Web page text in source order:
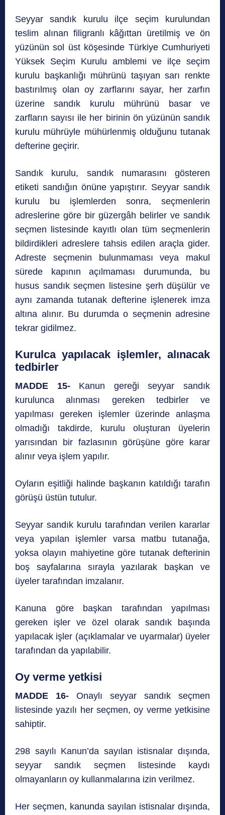
Seyyar sandık kurulu ilçe seçim kurulundan
teslim alınan filigranlı kâğıttan üretilmiş ve ön
yüzünün sol üst köşesinde Türkiye Cumhuriyeti
Yüksek Seçim Kurulu amblemi ve ilçe seçim
kurulu başkanlığı mührünü taşıyan sarı renkte
bastırılmış olan oy zarflarını sayar, her zarfın
üzerine sandık kurulu mührünü basar ve
zarfların sayısı ile her birinin ön yüzünün sandık
kurulu mührüyle mühürlenmiş olduğunu tutanak
defterine geçirir.
Sandık kurulu, sandık numarasını gösteren
etiketi sandığın önüne yapıştırır. Seyyar sandık
kurulu bu işlemlerden sonra, seçmenlerin
adreslerine göre bir güzergâh belirler ve sandık
seçmen listesinde kayıtlı olan tüm seçmenlerin
bildirdikleri adreslere tahsis edilen araçla gider.
Adreste seçmenin bulunmaması veya makul
sürede kapının açılmaması durumunda, bu
husus sandık seçmen listesine şerh düşülür ve
aynı zamanda tutanak defterine işlenerek imza
altına alınır. Bu durumda o seçmenin adresine
tekrar gidilmez.
Kurulca yapılacak işlemler, alınacak
tedbirler
MADDE 15-Kanun gereği seyyar sandık
kurulunca alınması gereken tedbirler ve
yapılması gereken işlemler üzerinde anlaşma
olmadığı takdirde, kurulu oluşturan üyelerin
yarısından bir fazlasının görüşüne göre karar
alınır veya işlem yapılır.
Oyların eşitliği halinde başkanın katıldığı tarafın
görüşü üstün tutulur.
Seyyar sandık kurulu tarafından verilen kararlar
veya yapılan işlemler varsa matbu tutanağa,
yoksa olayın mahiyetine göre tutanak defterinin
boş sayfalarına sırayla yazılarak başkan ve
üyeler tarafından imzalanır.
Kanuna göre başkan tarafından yapılması
gereken işler ve özel olarak sandık başında
yapılacak işler (açıklamalar ve uyarmalar) üyeler
tarafından da yapılabilir.
Oy verme yetkisi
MADDE 16- Onaylı seyyar sandık seçmen
listesinde yazılı her seçmen, oy verme yetkisine
sahiptir.
298 sayılı Kanun’da sayılan istisnalar dışında,
seyyar sandık seçmen listesinde kaydı
olmayanların oy kullanmalarına izin verilmez.
Her seçmen, kanunda sayılan istisnalar dışında,